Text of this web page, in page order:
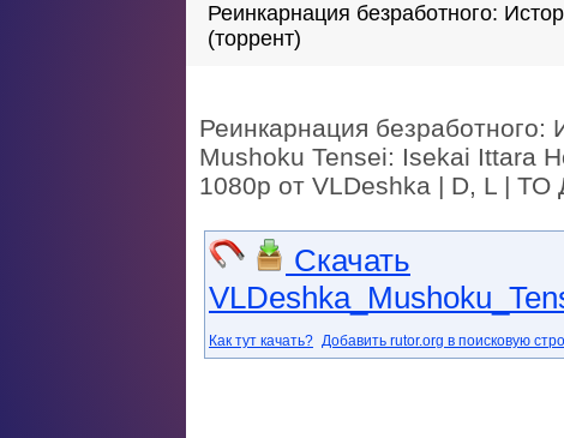
Реинкарнация безработного:
(торрент)
Реинкарнация
Mushoku Tensei: Isekai Ittara
1080p от VLDeshka | D, L | ТО
Скачать
Как тут качать? Добавить rutor.org в поисковую